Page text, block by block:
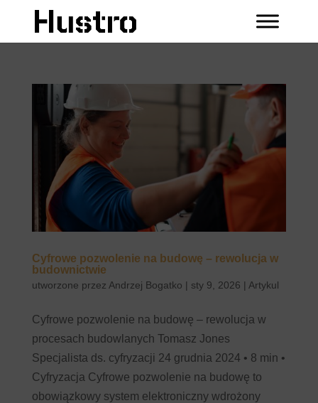
Cyfrowe pozwolenie na budowę – rewolucja w
budownictwie
utworzone przez Andrzej Bogatko | sty 9, 2026 | Artykul
Cyfrowe pozwolenie na budowę – rewolucja w
procesach budowlanych Tomasz Jones
Specjalista ds. cyfryzacji 24 grudnia 2024 • 8 min •
Cyfryzacja Cyfrowe pozwolenie na budowę to
obowiązkowy system elektroniczny wdrożony